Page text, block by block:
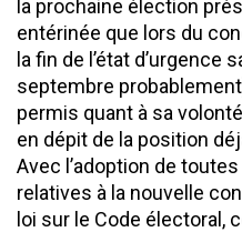
la prochaine élection
entérinée que lors du
la fin de l’état
septembre
permis quant à sa
en dépit de la position
Avec l’adoption de
relatives à la nouvelle
loi sur le Code électoral,